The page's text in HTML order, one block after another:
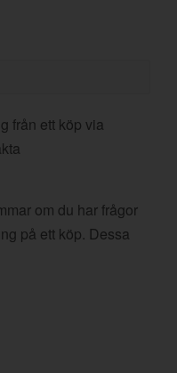
från ett köp via
om du har frågor
på ett köp. Dessa